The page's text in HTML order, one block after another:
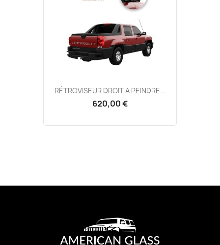
RÉTROVISEUR DROIT A PEINDRE...
620,00 €